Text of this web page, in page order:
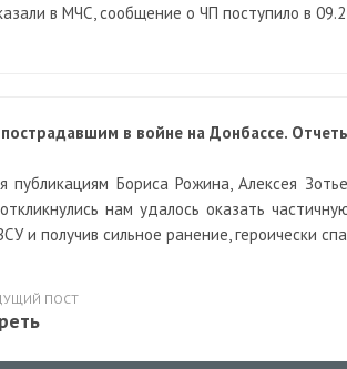
в МЧС, сообщение о ЧП поступило в
в войне на Донбассе.
публикациям Бориса Рожина, Алексея
нам удалось оказать
и получив сильное ранение, героически
ПОСТ